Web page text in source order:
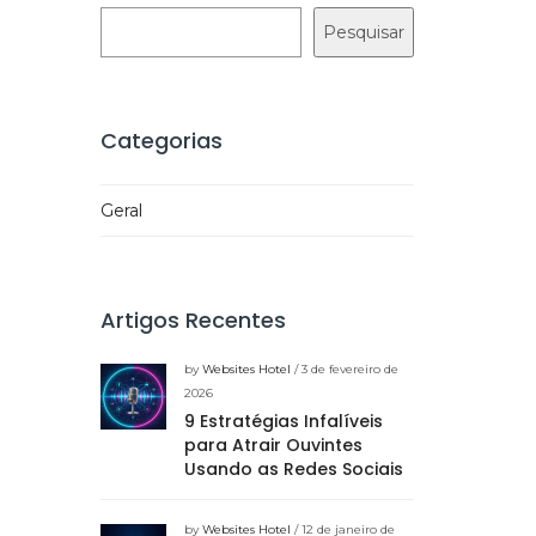
Pesquisar
Categorias
Geral
Artigos Recentes
byWebsites Hotel / 3 de fevereiro de
2026
9 Estratégias Infalíveis
para Atrair Ouvintes
Usando as Redes Sociais
byWebsites Hotel / 12 de janeiro de